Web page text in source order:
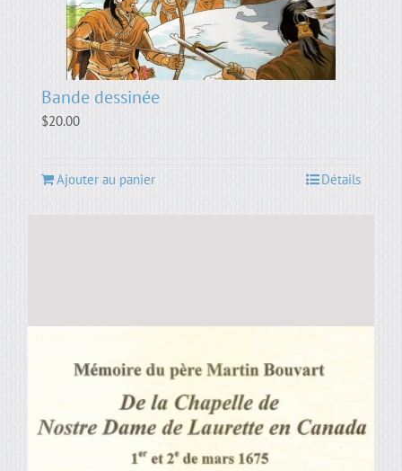
Bande dessinée
$20.00
Ajouter au panier Détails